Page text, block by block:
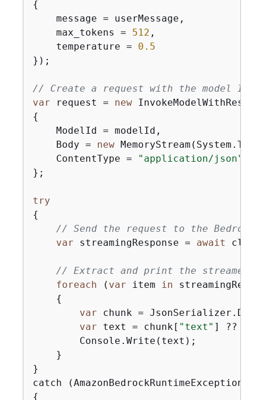
{
    message = userMessage,
    max_tokens =
512 ,
    temperature =
0.5
});
// Create a request with the model ID
var request = new
{
    ModelId = modelId,
    Body =
new
    ContentType =
"application/json"
};
try
{
// Send the request to the Bedrock
var streamingResponse = await
// Extract and print the streamed
foreach ( var item in
{
var chunk =
var text = chunk[ "text" ] ??
        Console.Write(text);
    }
}
{